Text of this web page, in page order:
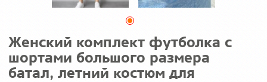
Женский комплект футболка с
шортами большого размера
батал, летний костюм для